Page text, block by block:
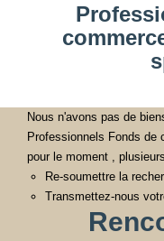
Nous n'avons pas de
Professionnels Fonds de
pour le moment ,
Re-soumettre la
Transmettez-nous